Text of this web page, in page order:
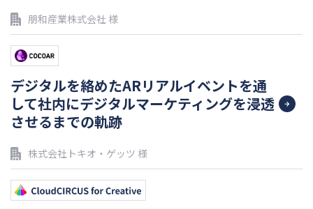
朋和産業株式会社 様
デジタルを絡めたARリアルイベントを通
して社内にデジタルマーケティングを浸透
させるまでの軌跡
株式会社トキオ・ゲッツ 様